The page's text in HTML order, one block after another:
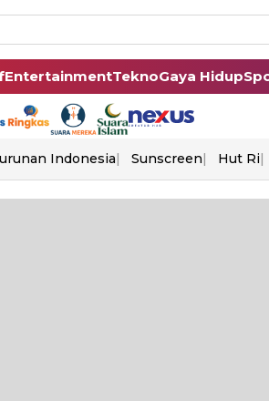
EntertainmentTeknoGaya Hidup
Indonesia Sunscreen Hut Ri